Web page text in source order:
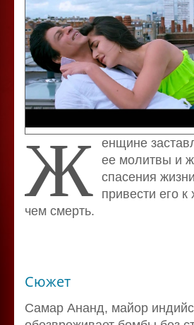
Ж енщине
ее молитвы и
спасения
привести его
чем смерть.
Сюжет
Самар Ананд, майор